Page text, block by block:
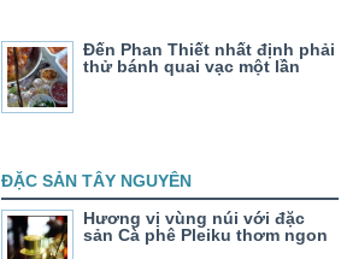
Đến Phan Thiết nhất định phải
thử bánh quai vạc một lần
ĐẶC SẢN TÂY NGUYÊN
Hương vị vùng núi với đặc
sản Cà phê Pleiku thơm ngon